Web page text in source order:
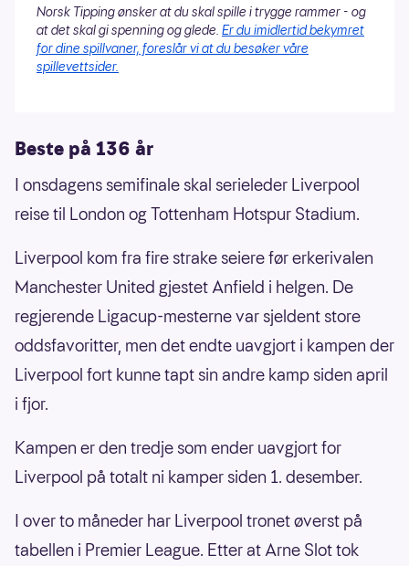
Norsk Tipping ønsker at du skal spille i trygge rammer - og
at det skal gi spenning og glede. Er du imidlertid bekymret
for dine spillvaner, foreslår vi at du besøker våre
spillevettsider.
Beste på 136 år
I onsdagens semifinale skal serieleder Liverpool
reise til London og Tottenham Hotspur Stadium.
Liverpool kom fra fire strake seiere før erkerivalen
Manchester United gjestet Anfield i helgen. De
regjerende Ligacup-mesterne var sjeldent store
oddsfavoritter, men det endte uavgjort i kampen der
Liverpool fort kunne tapt sin andre kamp siden april
i fjor.
Kampen er den tredje som ender uavgjort for
Liverpool på totalt ni kamper siden 1. desember.
I over to måneder har Liverpool tronet øverst på
tabellen i Premier League. Etter at Arne Slot tok